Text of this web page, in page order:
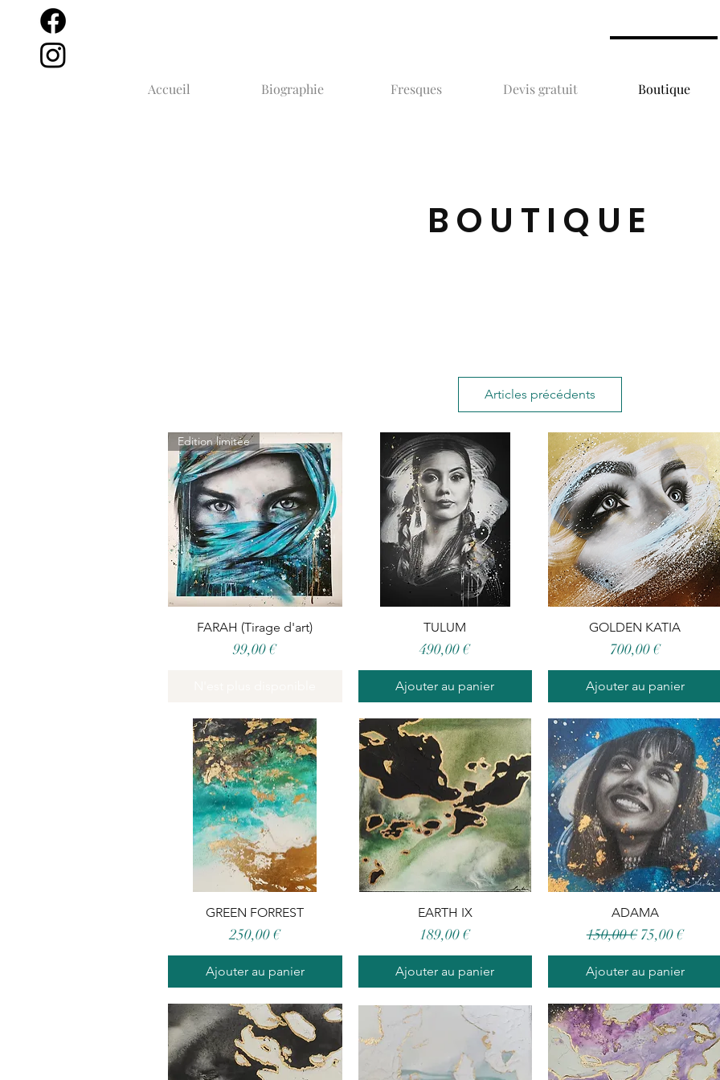
Accueil Biographie Fresques Devis gratuit Boutique
BOUTIQUE
Articles précédents
Aperçu rapide
Edition limitée
FARAH (Tirage d'art)
Prix
99,00 €
Aperçu rapide
TULUM
Prix
490,00 €
Ajouter au panier
Aperçu rapide
GOLDEN KATIA
Prix
700,00 €
Ajouter au panier
Aperçu rapide
GREEN FORREST
Prix
250,00 €
Ajouter au panier
Aperçu rapide
EARTH IX
Prix
189,00 €
Ajouter au panier
Aperçu rapide
ADAMA
Prix original
150,00 € Prix
75,00 €
Ajouter au panier